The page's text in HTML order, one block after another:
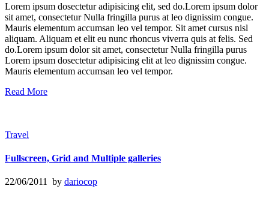
Lorem ipsum dosectetur adipisicing elit, sed do.Lorem ipsum dolor
sit amet, consectetur Nulla fringilla purus at leo dignissim congue.
Mauris elementum accumsan leo vel tempor. Sit amet cursus nisl
aliquam. Aliquam et elit eu nunc rhoncus viverra quis at felis. Sed
do.Lorem ipsum dolor sit amet, consectetur Nulla fringilla purus
Lorem ipsum dosectetur adipisicing elit at leo dignissim congue.
Mauris elementum accumsan leo vel tempor.
Read More
Travel
Fullscreen, Grid and Multiple galleries
22/06/2011 by dariocop